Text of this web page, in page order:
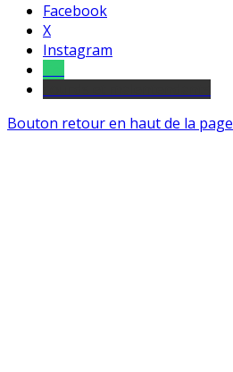
Facebook
X
Instagram
Bouton retour en haut de la page